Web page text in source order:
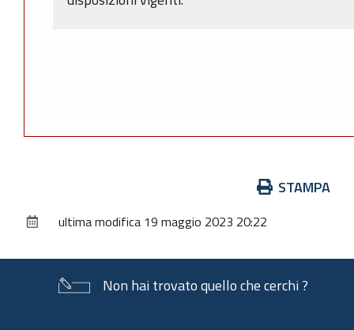
documento
STAMPA
ultima modifica 19 maggio 2023 20:22
Non hai trovato quello che cerchi ?